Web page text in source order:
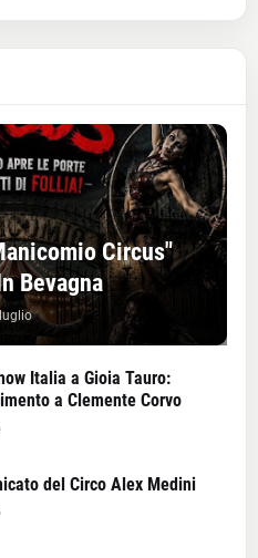
Circus"
Bevagna
Italia a Gioia Tauro:
a Clemente Corvo
del Circo Alex Medini